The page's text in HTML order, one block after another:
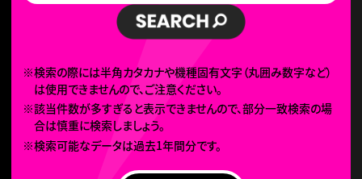
※検索の際には半角カタカナや機種固有文字（丸囲み数字など）
は使用できませんので、ご注意ください。
※該当件数が多すぎると表示できませんので、部分一致検索の場
合は慎重に検索しましょう。
※検索可能なデータは過去1年間分です。